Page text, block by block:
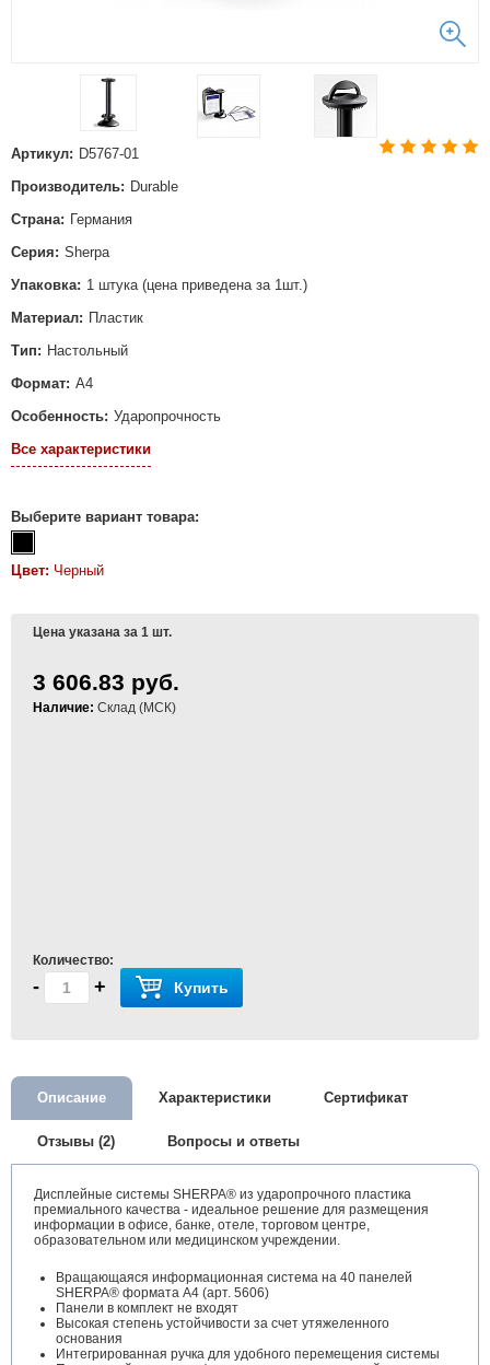
Артикул: D5767-01
Производитель: Durable
Страна: Германия
Серия: Sherpa
Упаковка: 1 штука (цена приведена за 1шт.)
Материал: Пластик
Тип: Настольный
Формат: А4
Особенность: Ударопрочность
Все характеристики
Выберите вариант товара:
Цвет: Черный
Цена указана за 1 шт.
3 606.83 руб.
Наличие: Склад (МСК)
Количество:
- + Купить
Описание Характеристики Сертификат
Отзывы (2) Вопросы и ответы
Дисплейные системы SHERPA® из ударопрочного пластика
премиального качества - идеальное решение для размещения
информации в офисе, банке, отеле, торговом центре,
образовательном или медицинском учреждении.
Вращающаяся информационная система на 40 панелей
SHERPA® формата А4 (арт. 5606)
Панели в комплект не входят
Высокая степень устойчивости за счет утяжеленного
основания
Интегрированная ручка для удобного перемещения системы